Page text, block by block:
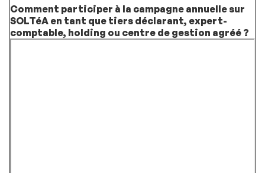
Comment participer à la campagne annuelle sur
SOLTéA en tant que tiers déclarant, expert-
comptable, holding ou centre de gestion agréé ?